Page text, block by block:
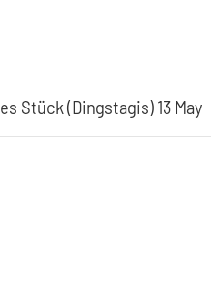
Stück (Dingstagis) 13 May